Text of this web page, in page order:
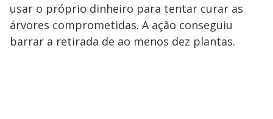
usar o próprio dinheiro para tentar curar as
árvores comprometidas. A ação conseguiu
barrar a retirada de ao menos dez plantas.